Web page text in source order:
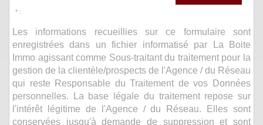
* :
Les informations recueillies sur ce formulaire sont
enregistrées dans un fichier informatisé par La Boite
Immo agissant comme Sous-traitant du traitement pour la
gestion de la clientèle/prospects de l'Agence / du Réseau
qui reste Responsable du Traitement de vos Données
personnelles. La base légale du traitement repose sur
l'intérêt légitime de l'Agence / du Réseau. Elles sont
conservées jusqu'à demande de suppression et sont